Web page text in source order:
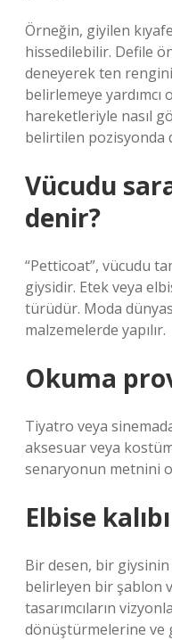
Örneğin, giyilen
hissedilebilir. Defile
deneyerek ten
belirlemeye yardımcı
hareketleriyle nasıl
belirtilen pozisyonda
Vücudu
denir?
“Petticoat”, vücudu
giysidir. Etek veya
türüdür. Moda
malzemelerde yapılır.
Okuma
Tiyatro veya
aksesuar veya
senaryonun metnini
Elbise
Bir desen, bir
belirleyen bir şablon
tasarımcıların
dönüştürmelerine ve